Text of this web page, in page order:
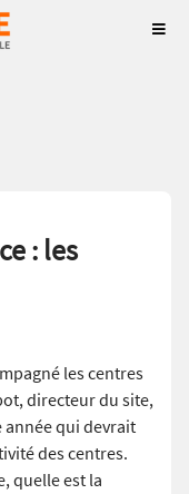
: les
les centres
directeur du site,
année qui devrait
des centres.
quelle est la